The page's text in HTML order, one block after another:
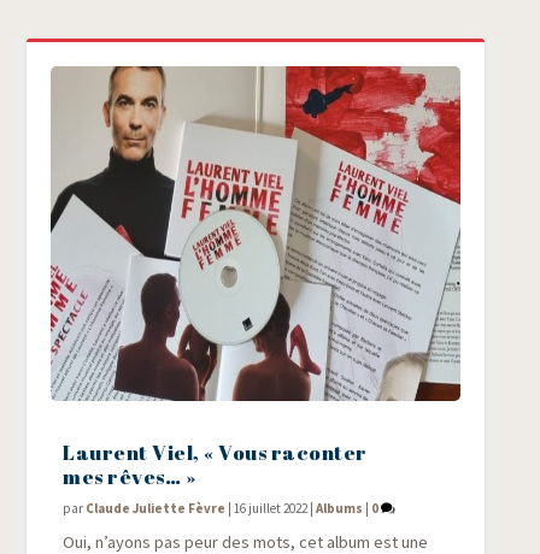
Laurent Viel, « Vous raconter
mes rêves… »
par Claude Juliette Fèvre | 16 juillet 2022 |Albums | 0
Oui, n’ayons pas peur des mots, cet album est une